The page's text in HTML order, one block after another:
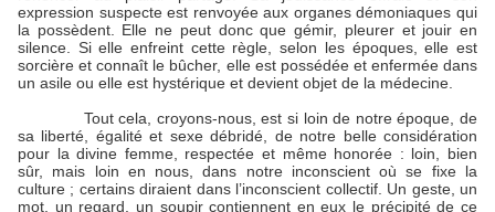
expression suspecte est renvoyée aux organes démoniaques qui
la possèdent. Elle ne peut donc que gémir, pleurer et jouir en
silence. Si elle enfreint cette règle, selon les époques, elle est
sorcière et connaît le bûcher, elle est possédée et enfermée dans
un asile ou elle est hystérique et devient objet de la médecine.
Tout cela, croyons-nous, est si loin de notre époque, de
sa liberté, égalité et sexe débridé, de notre belle considération
pour la divine femme, respectée et même honorée : loin, bien
sûr, mais loin en nous, dans notre inconscient où se fixe la
culture ; certains diraient dans l’inconscient collectif. Un geste, un
mot, un regard, un soupir contiennent en eux le précipité de ce